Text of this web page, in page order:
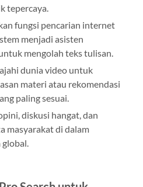
tepercaya.
fungsi pencarian internet
menjadi asisten
mengolah teks tulisan.
dunia video untuk
materi atau rekomendasi
paling sesuai.
diskusi hangat, dan
masyarakat di dalam